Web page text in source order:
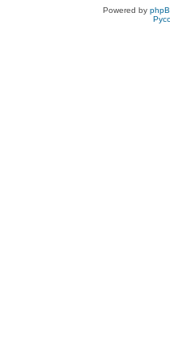
Powered by